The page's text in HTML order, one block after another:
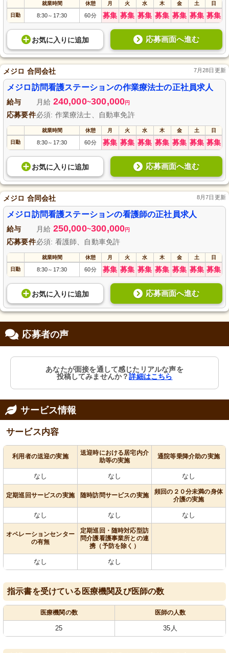
就業時間 休憩 月 火 水 木 金 土 日
日勤 8:30～ 17:30 60分 募集 募集 募集 募集 募集 募集 募集
お気に入り に追加 応募画面へ進む
メジロ 合同会社 7月28日更新
メジロ訪問看護ステーションの作業療法士の正社員求人
給与 月給 240,000~300,000円
応募要件必須: 作業療法士、自動車免許
就業時間 休憩 月 火 水 木 金 土 日
日勤 8:30～ 17:30 60分 募集 募集 募集 募集 募集 募集 募集
お気に入り に追加 応募画面へ進む
メジロ 合同会社 8月7日更新
メジロ訪問看護ステーションの看護師の正社員求人
給与 月給 250,000~300,000円
応募要件必須: 看護師、自動車免許
就業時間 休憩 月 火 水 木 金 土 日
日勤 8:30～ 17:30 60分 募集 募集 募集 募集 募集 募集 募集
お気に入り に追加 応募画面へ進む
応募者の声
あなたが面接を通して感じたリアルな声を
投稿してみませんか？詳細はこちら
サービス情報
サービス内容
利用者の送迎の実施
送迎時における居宅内介
助等の実施
通院等乗降介助の実施
なし なし なし
定期巡回サービスの実施 随時訪問サービスの実施
頻回の２０分未満の身体
介護の実施
なし なし なし
オペレーションセンター
の有無
定期巡回・随時対応型訪
問介護看護事業所との連
携（予防を除く）
なし なし
指示書を受けている医療機関及び医師の数
医療機関の数 医師の人数
25 35人